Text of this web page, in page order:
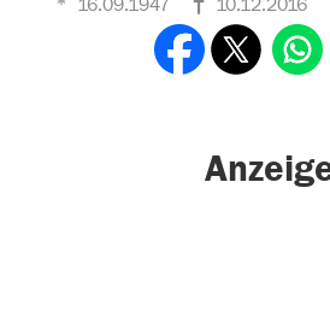
16.09.1947 10.12.2016